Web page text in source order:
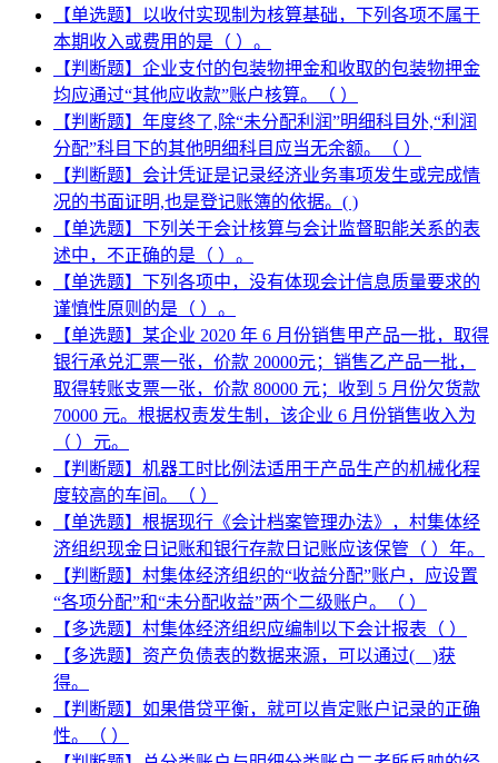
【单选题】以收付实现制为核算基础，下列各项不属于
本期收入或费用的是（ ）。
【判断题】企业支付的包装物押金和收取的包装物押金
均应通过“其他应收款”账户核算。（ ）
【判断题】年度终了,除“未分配利润”明细科目外,“利润
分配”科目下的其他明细科目应当无余额。（ ）
【判断题】会计凭证是记录经济业务事项发生或完成情
况的书面证明,也是登记账簿的依据。( )
【单选题】下列关于会计核算与会计监督职能关系的表
述中，不正确的是（ ）。
【单选题】下列各项中，没有体现会计信息质量要求的
谨慎性原则的是（ ）。
【单选题】某企业 2020 年 6 月份销售甲产品一批，取得
银行承兑汇票一张，价款 20000元；销售乙产品一批，
取得转账支票一张，价款 80000 元；收到 5 月份欠货款
70000 元。根据权责发生制，该企业 6 月份销售收入为
（ ）元。
【判断题】机器工时比例法适用于产品生产的机械化程
度较高的车间。（ ）
【单选题】根据现行《会计档案管理办法》，村集体经
济组织现金日记账和银行存款日记账应该保管（ ）年。
【判断题】村集体经济组织的“收益分配”账户，应设置
“各项分配”和“未分配收益”两个二级账户。（ ）
【多选题】村集体经济组织应编制以下会计报表（ ）
【多选题】资产负债表的数据来源，可以通过( )获
得。
【判断题】如果借贷平衡，就可以肯定账户记录的正确
性。（ ）